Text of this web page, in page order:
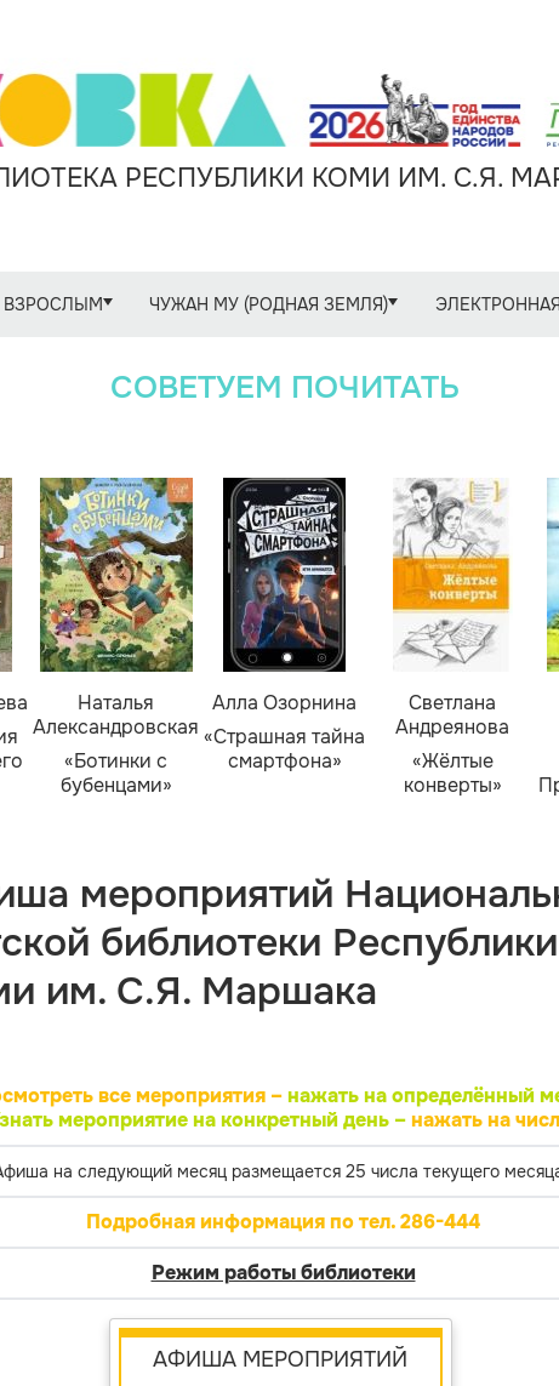
РЕСПУБЛИКИ КОМИ ИМ. С.Я.
ВЗРОСЛЫМ ЧУЖАН МУ (РОДНАЯ ЗЕМЛЯ)
СОВЕТУЕМ ПОЧИТАТЬ
Наталья
Александровская
«Ботинки с
бубенцами»
Алла Озорнина
«Страшная тайна
смартфона»
Светлана
Андреянова
«Жёлтые
конверты»
мероприятий
библиотеки Республики
им. С.Я. Маршака
все мероприятия – нажать на определённый
мероприятие на конкретный день –нажать на
на следующий месяц размещается 25 числа текущего
Подробная информация по тел. 286-444
Режим работы библиотеки
АФИША МЕРОПРИЯТИЙ